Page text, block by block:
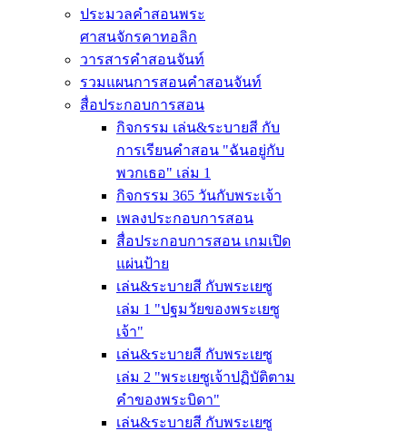
ประมวลคำสอนพระ
ศาสนจักรคาทอลิก
วารสารคำสอนจันท์
รวมแผนการสอนคำสอนจันท์
สื่อประกอบการสอน
กิจกรรม เล่น&ระบายสี กับ
การเรียนคำสอน "ฉันอยู่กับ
พวกเธอ" เล่ม 1
กิจกรรม 365 วันกับพระเจ้า
เพลงประกอบการสอน
สื่อประกอบการสอน เกมเปิด
แผ่นป้าย
เล่น&ระบายสี กับพระเยซู
เล่ม 1 "ปฐมวัยของพระเยซู
เจ้า"
เล่น&ระบายสี กับพระเยซู
เล่ม 2 "พระเยซูเจ้าปฏิบัติตาม
คำของพระบิดา"
เล่น&ระบายสี กับพระเยซู